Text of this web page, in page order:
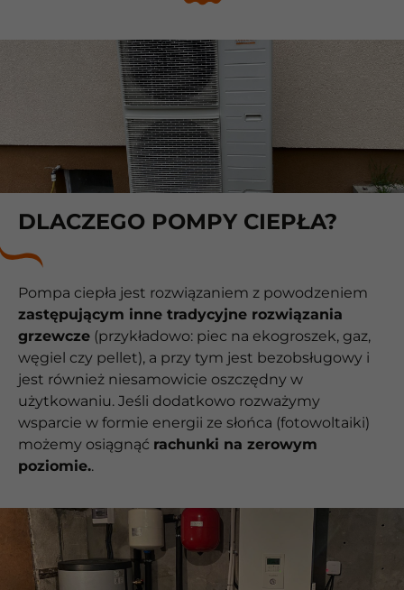
DLACZEGO POMPY CIEPŁA?
Pompa ciepła jest rozwiązaniem z powodzeniem
zastępującym inne tradycyjne rozwiązania
grzewcze (przykładowo: piec na ekogroszek, gaz,
węgiel czy pellet), a przy tym jest bezobsługowy i
jest również niesamowicie oszczędny w
użytkowaniu. Jeśli dodatkowo rozważymy
wsparcie w formie energii ze słońca (fotowoltaiki)
możemy osiągnąć rachunki na zerowym
poziomie..